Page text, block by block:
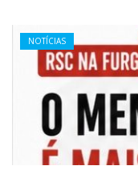
Categories
NOTÍCIAS